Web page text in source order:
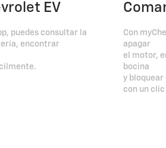
EV
puedes consultar la
encontrar
Con
apagar
el motor,
bocina
y bloquear
con un